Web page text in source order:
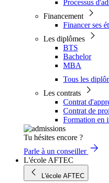
Processus
Financement
Financer ses
Les diplômes
BTS
Bachelor
MBA
Tous les
Les contrats
Contrat
Contrat de
Formation en
Tu hésites encore ?
Parle à un conseiller
L'école AFTEC
L'école AFTEC